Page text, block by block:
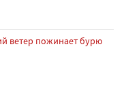
ветер пожинает бурю